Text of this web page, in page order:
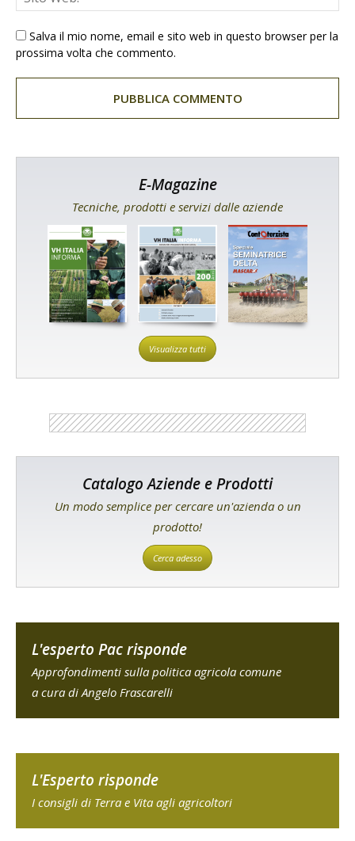
Salva il mio nome, email e sito web in questo browser per la
prossima volta che commento.
E-Magazine
Tecniche, prodotti e servizi dalle aziende
Visualizza tutti
Catalogo Aziende e Prodotti
Un modo semplice per cercare un'azienda o un
prodotto!
Cerca adesso
L'esperto Pac risponde
Approfondimenti sulla politica agricola comune
a cura di Angelo Frascarelli
L'Esperto risponde
I consigli di Terra e Vita agli agricoltori